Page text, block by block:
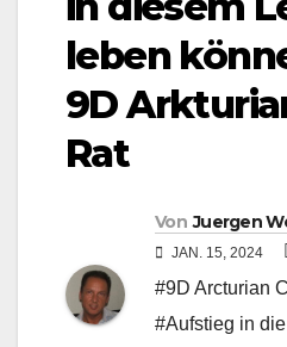
leben
9D
Rat
Von Juergen
JAN. 15, 2024
#9D Arcturian
#Aufstieg in